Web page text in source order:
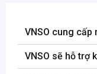
VNSO cung cấp
VNSO sẽ hỗ trợ